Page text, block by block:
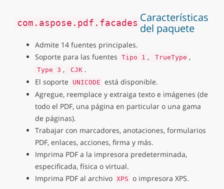
com.aspose.pdf.facades Características
del paquete
Admite 14 fuentes principales.
Soporte para las fuentes Tipo 1 , TrueType ,
Type 3 , CJK .
El soporte
UNICODE está disponible.
Agregue, reemplace y extraiga texto e imágenes (de
todo el PDF, una página en particular o una gama
de páginas).
Trabajar con marcadores, anotaciones, formularios
PDF, enlaces, acciones, firma y más.
Imprima PDF a la impresora predeterminada,
especificada, física o virtual.
Imprima PDF al archivo XPS o impresora XPS.